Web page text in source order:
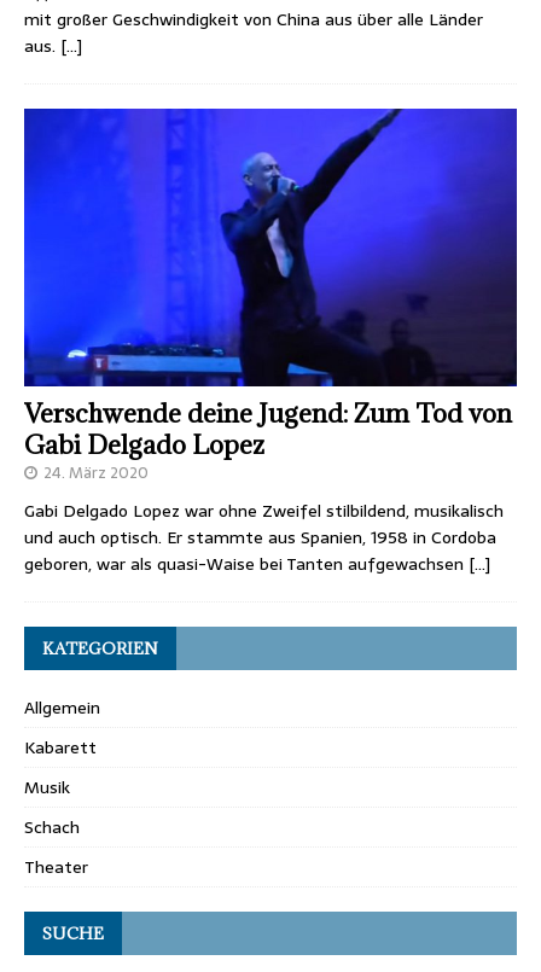
mit großer Geschwindigkeit von China aus über alle Länder
aus. […]
Verschwende deine Jugend: Zum Tod von
Gabi Delgado Lopez
24. März 2020
Gabi Delgado Lopez war ohne Zweifel stilbildend, musikalisch
und auch optisch. Er stammte aus Spanien, 1958 in Cordoba
geboren, war als quasi-Waise bei Tanten aufgewachsen […]
KATEGORIEN
Allgemein
Kabarett
Musik
Schach
Theater
SUCHE